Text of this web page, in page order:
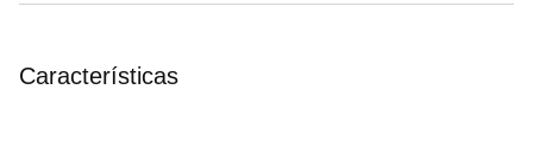
Características